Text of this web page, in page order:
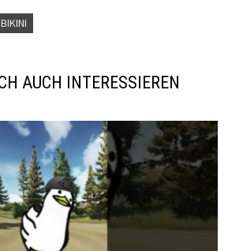
BIKINI
AUCH INTERESSIEREN